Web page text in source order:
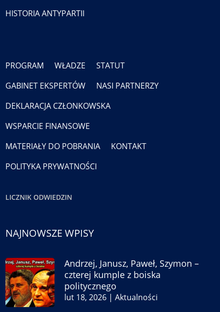
HISTORIA ANTYPARTII
PROGRAM WŁADZE
STATUT
GABINET EKSPERTÓW
NASI PARTNERZY
DEKLARACJA CZŁONKOWSKA
WSPARCIE FINANSOWE
MATERIAŁY DO POBRANIA
KONTAKT
POLITYKA PRYWATNOŚCI
LICZNIK ODWIEDZIN
NAJNOWSZE WPISY
Andrzej, Janusz, Paweł, Szymon –
czterej kumple z boiska
politycznego
lut 18, 2026 |Aktualności